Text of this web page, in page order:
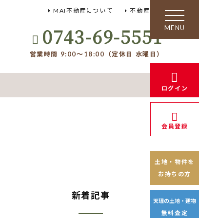
0743-69-5551
営業時間 9:00～18:00（定休日 水曜日）
MAI不動産について 不動産FAQ
toggle
navigation
ログイン
会員登録
土地・物件を
お持ちの方
天理の土地・建物
無料査定
新着記事